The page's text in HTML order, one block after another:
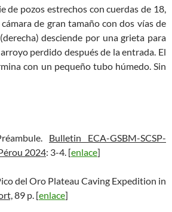
de pozos estrechos con cuerdas de 18,
de gran tamaño con dos vías de
desciende por una grieta para
perdido después de la entrada. El
con un pequeño tubo húmedo. Sin
Bulletin ECA-GSBM-SCSP-
2024: 3-4. [enlace]
del Oro Plateau Caving Expedition in
89 p. [enlace]